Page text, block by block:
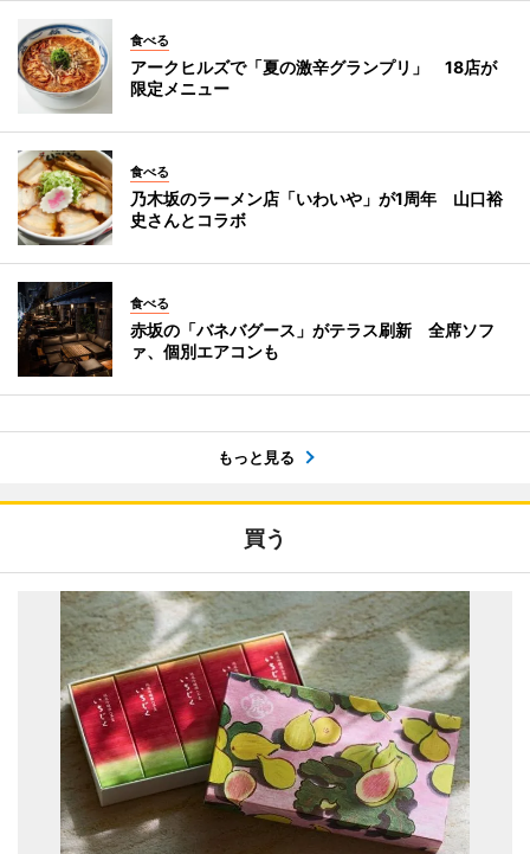
食べる
アークヒルズで「夏の激辛グランプリ」 18店が
限定メニュー
食べる
乃木坂のラーメン店「いわいや」が1周年 山口裕
史さんとコラボ
食べる
赤坂の「バネバグース」がテラス刷新 全席ソフ
ァ、個別エアコンも
もっと見る
買う